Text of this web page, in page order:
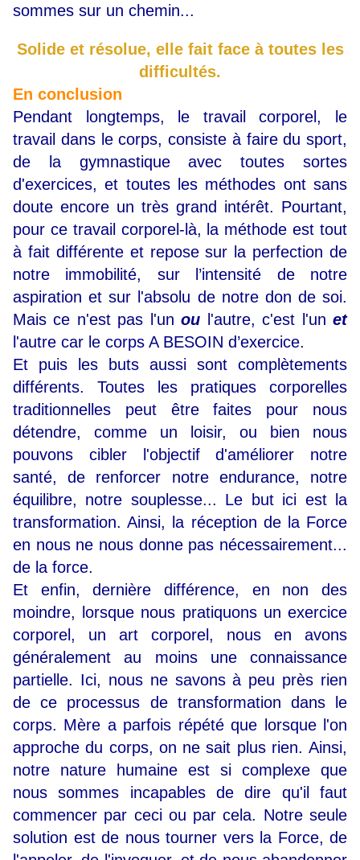
sommes sur un chemin...
Solide et résolue, elle fait face à toutes les
difficultés.
En conclusion
Pendant longtemps, le travail corporel, le
travail dans le corps, consiste à faire du sport,
de la gymnastique avec toutes sortes
d'exercices, et toutes les méthodes ont sans
doute encore un très grand intérêt. Pourtant,
pour ce travail corporel-là, la méthode est tout
à fait différente et repose sur la perfection de
notre immobilité, sur l’intensité de notre
aspiration et sur l'absolu de notre don de soi.
Mais ce n'est pas l'unou l'autre, c'est l'unet
l'autre car le corps A BESOIN d’exercice.
Et puis les buts aussi sont complètements
différents. Toutes les pratiques corporelles
traditionnelles peut être faites pour nous
détendre, comme un loisir, ou bien nous
pouvons cibler l'objectif d'améliorer notre
santé, de renforcer notre endurance, notre
équilibre, notre souplesse... Le but ici est la
transformation. Ainsi, la réception de la Force
en nous ne nous donne pas nécessairement...
de la force.
Et enfin, dernière différence, en non des
moindre, lorsque nous pratiquons un exercice
corporel, un art corporel, nous en avons
généralement au moins une connaissance
partielle. Ici, nous ne savons à peu près rien
de ce processus de transformation dans le
corps. Mère a parfois répété que lorsque l'on
approche du corps, on ne sait plus rien. Ainsi,
notre nature humaine est si complexe que
nous sommes incapables de dire qu'il faut
commencer par ceci ou par cela. Notre seule
solution est de nous tourner vers la Force, de